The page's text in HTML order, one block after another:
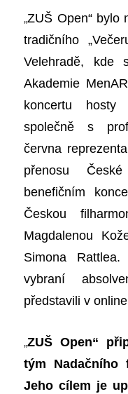
„ZUŠ Open“ bylo
tradičního
Velehradě, kde
Akademie
koncertu
společně s
června
přenosu
benefičním
Českou
Magdalenou
Simona
vybraní
představili v
„ZUŠ Open“
tým Nadačního
Jeho cílem je